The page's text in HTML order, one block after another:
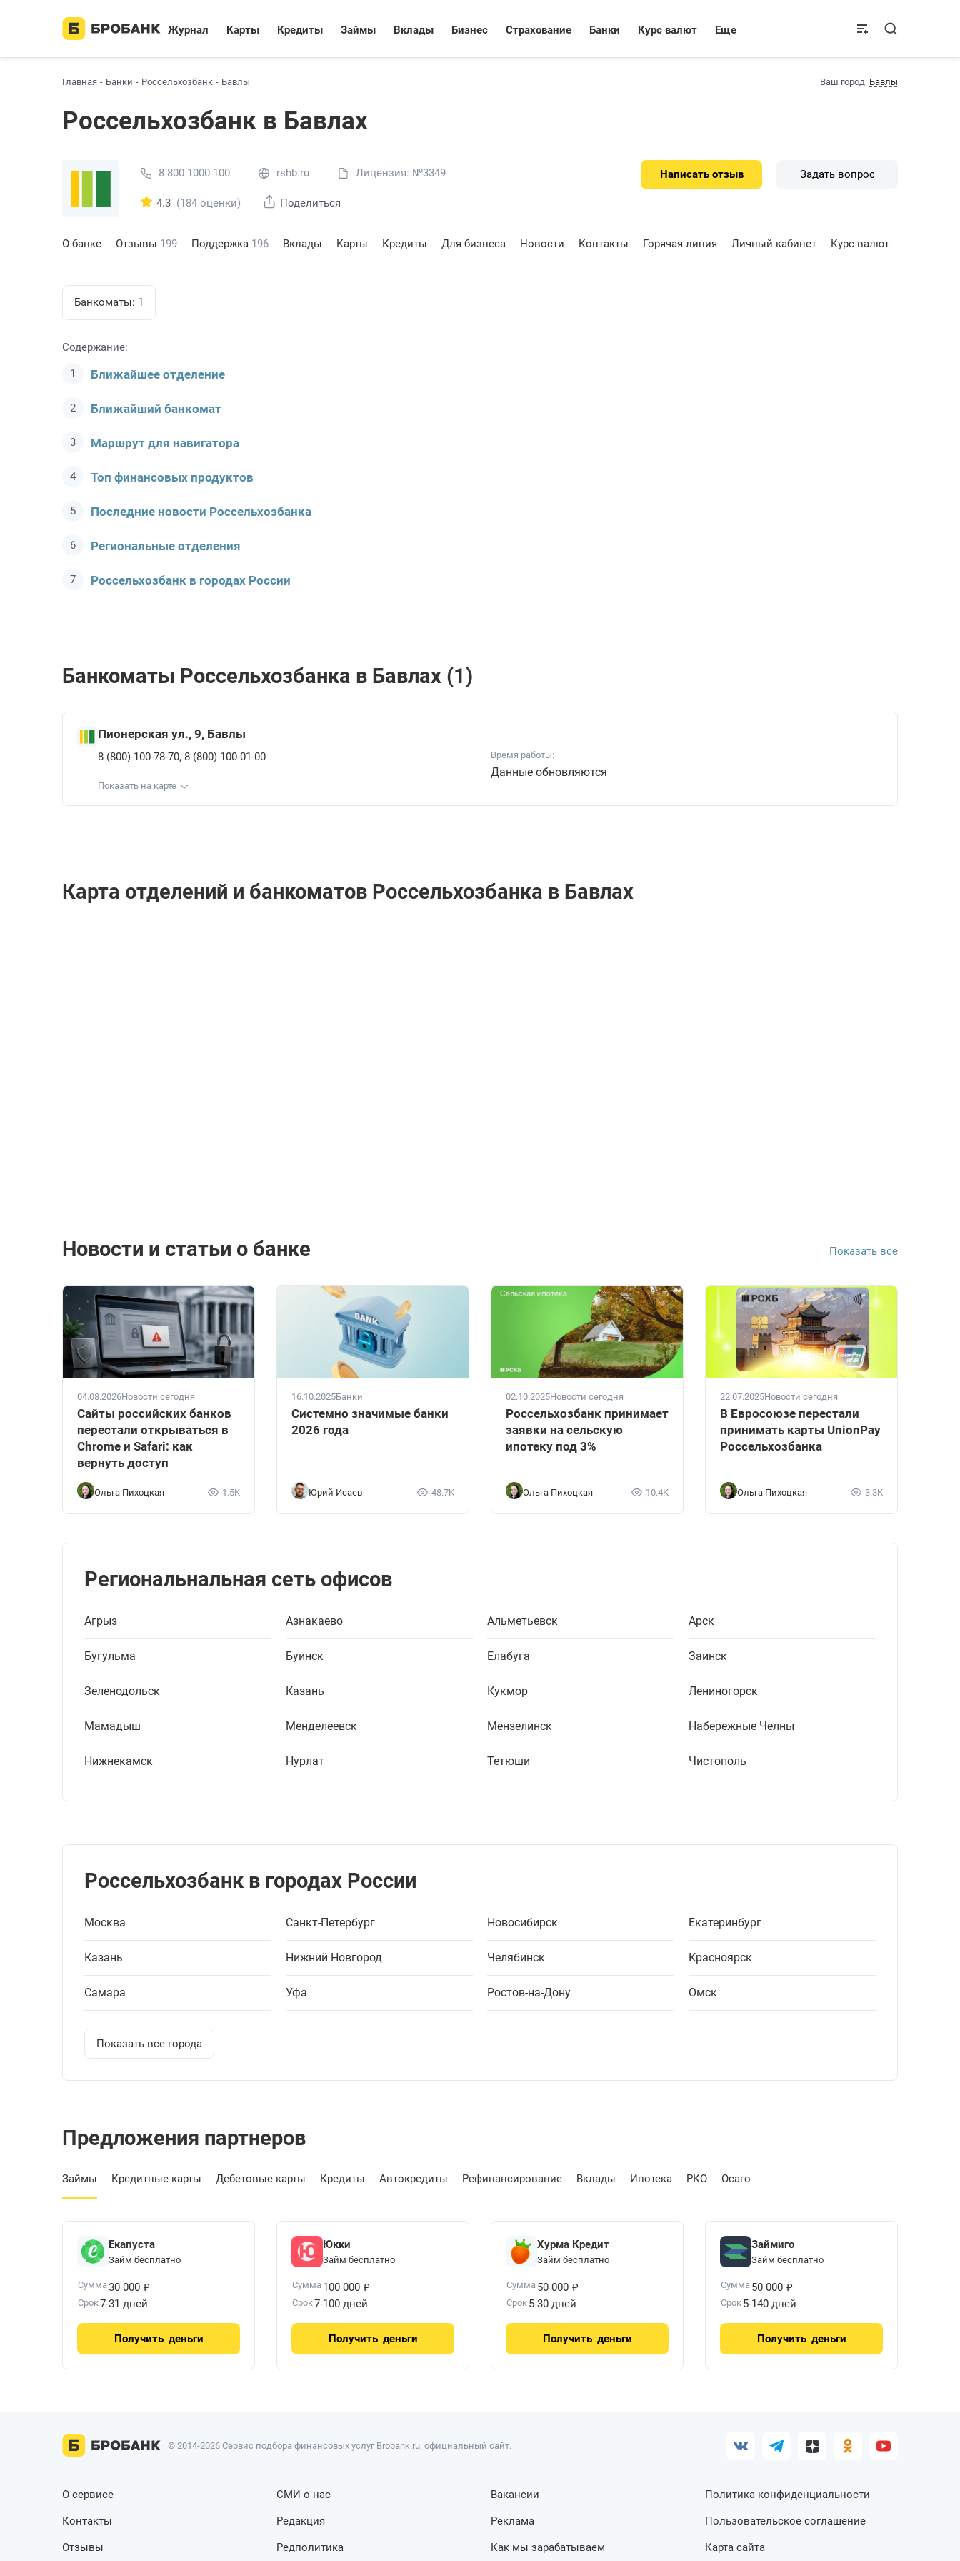
Журнал Карты Кредиты Займы Вклады Бизнес Страхование Банки Курс валют Еще
Главная Банки Россельхозбанк Бавлы Ваш город: Бавлы
Россельхозбанк в Бавлах
8 800 1000 100 rshb.ru Лицензия: №3349
4.3 (184 оценки) Поделиться
Написать отзыв Задать вопрос
О банке Отзывы 199 Поддержка 196 Вклады Карты Кредиты Для бизнеса Новости Контакты Горячая линия Личный кабинет Курс валют
Банкоматы: 1
Содержание:
Ближайшее отделение
Ближайший банкомат
Маршрут для навигатора
Топ финансовых продуктов
Последние новости Россельхозбанкa
Региональные отделения
Россельхозбанк в городах России
Банкоматы Россельхозбанкa в Бавлах (1)
Пионерская ул., 9, Бавлы
8 (800) 100-78-70, 8 (800) 100-01-00 Время работы:
Данные обновляются
Показать на карте
Карта отделений и банкоматов Россельхозбанкa в Бавлах
Новости и статьи о банке Показать все
04.08.2026Новости сегодня
Сайты российских банков
перестали открываться в
Chrome и Safari: как
вернуть доступ
Ольга Пихоцкая 1.5K
16.10.2025Банки
Системно значимые банки
2026 года
Юрий Исаев 48.7K
02.10.2025Новости сегодня
Россельхозбанк принимает
заявки на сельскую
ипотеку под 3%
Ольга Пихоцкая 10.4K
22.07.2025Новости сегодня
В Евросоюзе перестали
принимать карты UnionPay
Россельхозбанка
Ольга Пихоцкая 3.3K
Региональнальная сеть офисов
Агрыз Азнакаево Альметьевск Арск
Бугульма Буинск Елабуга Заинск
Зеленодольск Казань Кукмор Лениногорск
Мамадыш Менделеевск Мензелинск Набережные Челны
Нижнекамск Нурлат Тетюши Чистополь
Россельхозбанк в городах России
Москва Санкт-Петербург Новосибирск Екатеринбург
Казань Нижний Новгород Челябинск Красноярск
Самара Уфа Ростов-на-Дону Омск
Показать все города
Предложения партнеров
Займы Кредитные карты Дебетовые карты Кредиты Автокредиты Рефинансирование Вклады Ипотека РКО Осаго
Екапуста
Займ бесплатно
Сумма30 000 ₽
Срок7-31 дней
Получить деньги
Юкки
Займ бесплатно
Сумма 100 000 ₽
Срок7-100 дней
Получить деньги
Хурма Кредит
Займ бесплатно
Сумма 50 000 ₽
Срок 5-30 дней
Получить деньги
Займиго
Займ бесплатно
Сумма 50 000 ₽
Срок 5-140 дней
Получить деньги
© 2014-2026 Сервис подбора финансовых услуг Brobank.ru, официальный сайт.
О сервисе
Контакты
Отзывы
СМИ о нас
Редакция
Редполитика
Вакансии
Реклама
Как мы зарабатываем
Политика конфиденциальности
Пользовательское соглашение
Карта сайта